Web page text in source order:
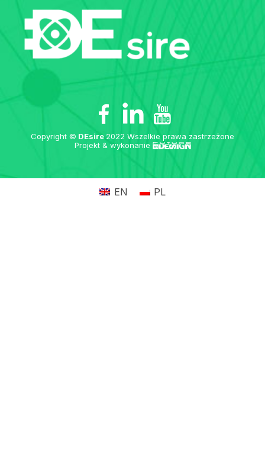
Copyright © DEsire 2022 Wszelkie prawa zastrzeżone
Projekt & wykonanie
EN PL